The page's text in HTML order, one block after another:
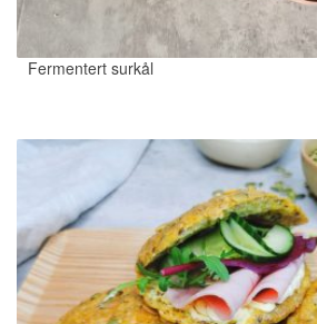
Fermentert surkål